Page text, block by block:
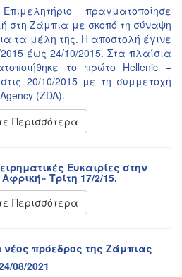
πραγματοποίησε
στη Ζάμπια με σκοπό τη σύναψη
τα μέλη της. Η αποστολή έγινε
έως 24/10/2015. Στα πλαίσια
το πρώτο Hellenic –
20/10/2015 με τη συμμετοχή
(ZDA).
Περισσότερα
Ευκαιρίες στην
Τρίτη 17/2/15.
Περισσότερα
νέος πρόεδρος της Ζάμπιας
08/2021